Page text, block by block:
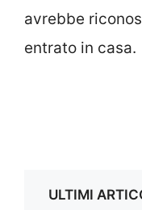
avrebbe
entrato in casa.
ULTIMI